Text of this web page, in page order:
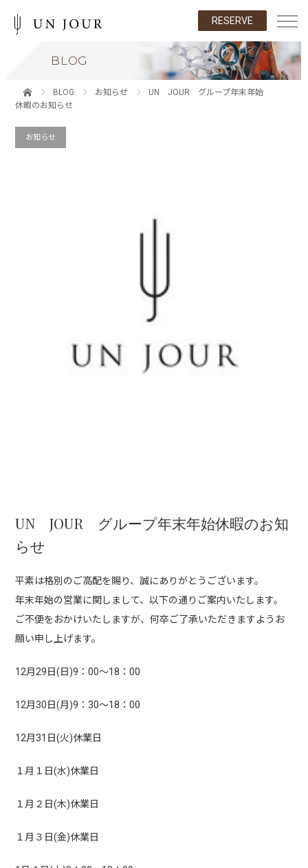
RESERVE
BLOG
BLOG お知らせ
UN JOUR グループ年末年始
休暇のお知らせ
お知らせ
UN JOUR グループ年末年始休暇のお知
らせ
平素は格別のご高配を賜り、誠にありがとうございます。
年末年始の営業に関しまして、以下の通りご案内いたします。
ご不便をおかけいたしますが、何卒ご了承いただきますようお
願い申し上げます。
12月29日(日)9：00～18：00
12月30日(月)9：30～18：00
12月31日(火)休業日
１月１日(水)休業日
１月２日(木)休業日
１月３日(金)休業日